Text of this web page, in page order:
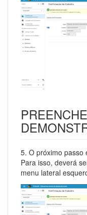
5. O próximo passo
Para isso, deverá
menu lateral